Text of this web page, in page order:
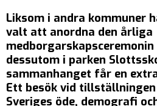
Liksom i andra kommuner
valt att anordna den årliga
dessutom i parken
sammanhanget får en
Ett besök vid
Sveriges öde, demografi